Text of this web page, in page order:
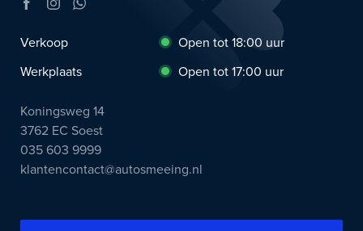
Verkoop
Open tot 18:00 uur
Werkplaats
Open tot 17:00 uur
Koningsweg 14
3762 EC Soest
035 603 9999
klantencontact@autosmeeing.nl